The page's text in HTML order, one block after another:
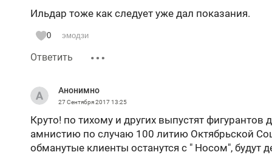
Ильдар тоже как следует уже дал показания.
0 эмодзи
Ответить
Анонимно
27 Сентября 201713:25
Круто! по тихому и других выпустят
амнистию по случаю 100 литию Октябрьской
обманутые клиенты останутся с " Носом", будут